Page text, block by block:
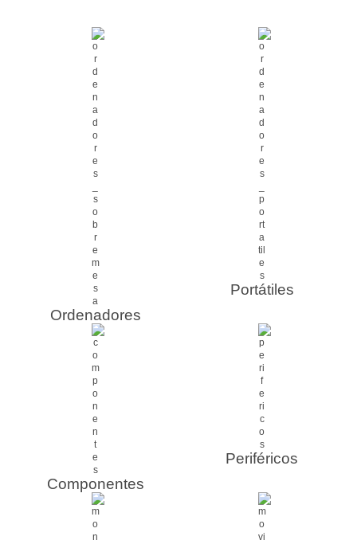
Ordenadores
Portátiles
Componentes
Periféricos